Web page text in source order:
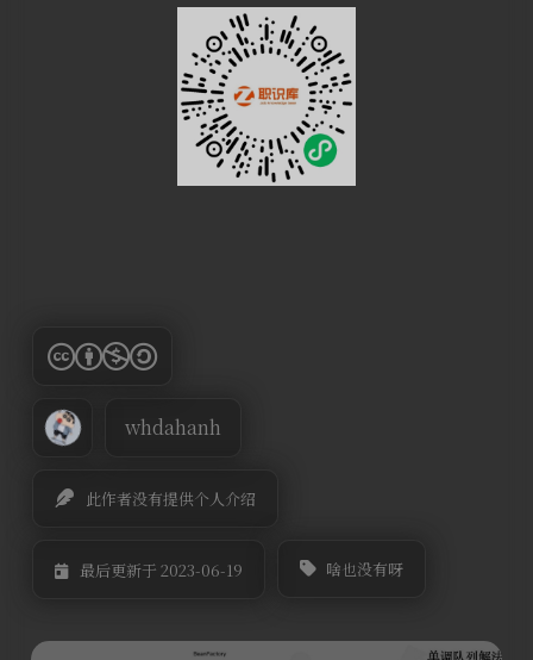
whdahanh
此作者没有提供个人介绍
最后更新于 2023-06-19 啥也没有呀